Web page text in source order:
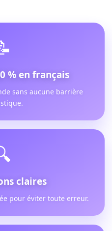
% en français
sans aucune barrière
claires
pour éviter toute erreur.